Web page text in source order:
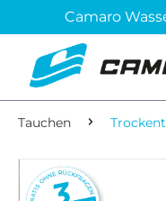
Camaro
Tauchen